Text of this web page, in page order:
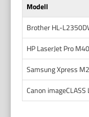
Modell
Brother HL-
HP LaserJet Pro
Samsung Xpress
Canon